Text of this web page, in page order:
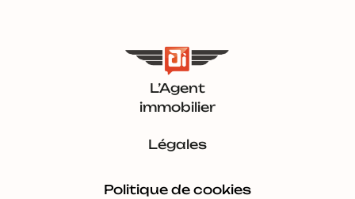
L’Agent
immobilier
Légales
Politique de cookies